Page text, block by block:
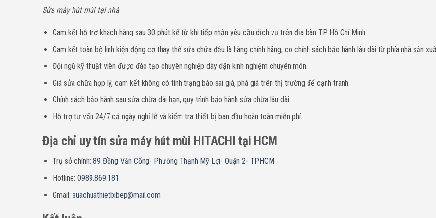
Sửa máy hút mùi tại nhà
Cam kết hỗ trợ khách hàng sau 30 phút kể từ khi tiếp nhận yêu cầu dịch vụ trên địa bàn TP. Hồ Chí Minh.
Cam kết toàn bộ linh kiện động cơ thay thế sửa chữa đều là hàng chính hãng, có chính sách bảo hành lâu dài từ phía nhà sản
Đội ngũ kỹ thuật viên được đào tạo chuyên nghiệp dày dặn kinh nghiệm chuyên môn.
Giá sửa chữa hợp lý, cam kết không có tình trạng báo sai giá, phá giá trên thị trường để cạnh tranh.
Chính sách bảo hành sau sửa chữa dài hạn, quy trình bảo hành sửa chữa lâu dài.
Hỗ trợ tư vấn 24/7 cả ngày nghỉ lễ và kiểm tra thiết bị ban đầu hoàn toàn miễn phí.
Địa chỉ uy tín sửa máy hút mùi HITACHI tại HCM
Trụ sở chính: 89 Đồng Văn Cống- Phường Thạnh Mỹ Lợi- Quận 2- TPHCM
Hotline: 0989.869.181
Gmail: suachuathietbibep@mail.com